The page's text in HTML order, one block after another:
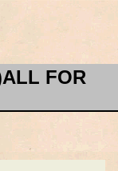
FOR